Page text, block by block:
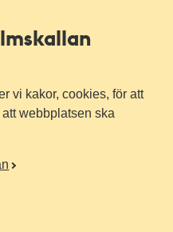
vi kakor, cookies, för att
webbplatsen ska